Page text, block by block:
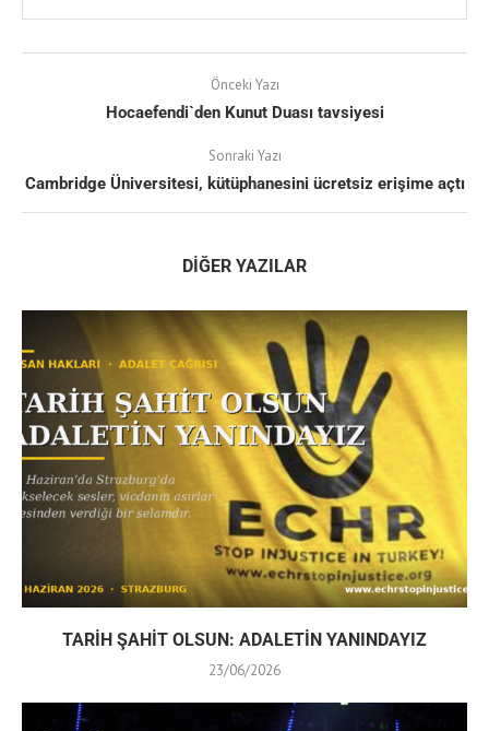
Önceki Yazı
Hocaefendi`den Kunut Duası tavsiyesi
Sonraki Yazı
Cambridge Üniversitesi, kütüphanesini ücretsiz erişime açtı
DIĞER YAZILAR
TARİH ŞAHİT OLSUN: ADALETİN YANINDAYIZ
23/06/2026